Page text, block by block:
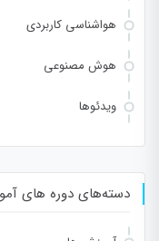
هواشناسی کاربردی
هوش مصنوعی
ویدئوها
دسته‌های دوره های